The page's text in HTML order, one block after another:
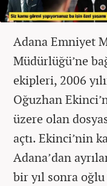
Adana Emniyet
Müdürlüğü’ne
ekipleri, 2006
Oğuzhan
üzere olan
açtı. Ekinci’nin
Adana’dan
bir yıl sonra oğlu